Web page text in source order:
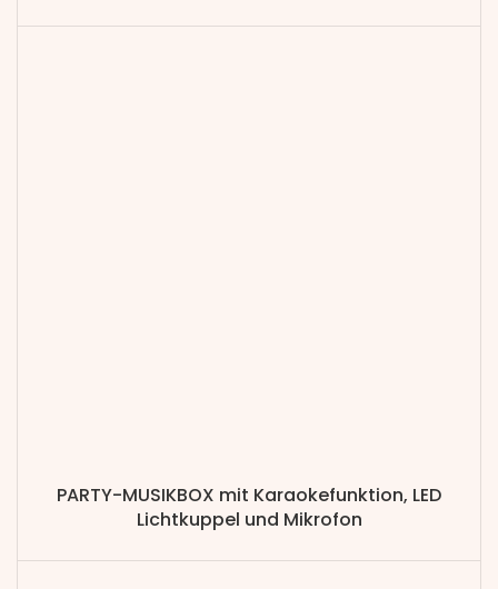
PARTY-MUSIKBOX mit Karaokefunktion, LED
Lichtkuppel und Mikrofon